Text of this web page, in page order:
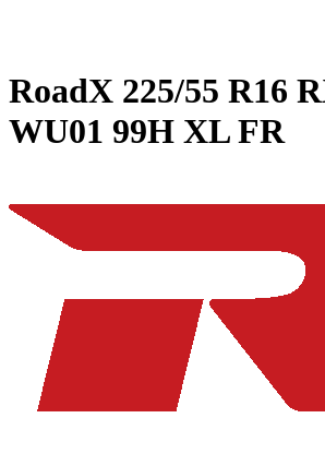
RoadX 225/55 R16
WU01 99H XL FR